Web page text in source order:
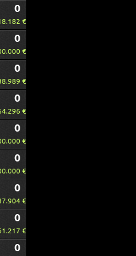
0
€
0
€
0
€
0
€
0
€
0
€
0
€
0
€
0